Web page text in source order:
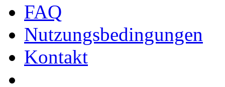
FAQ
Nutzungsbedingungen
Kontakt